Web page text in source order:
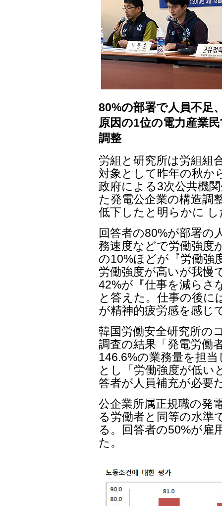
80%の部署で人員不足
原因の1位の電力産業
調整
労組と研究所は労組組
対象として昨年の秋か
政府による3次公共機
た発電公企業の構造調
低下したと明らかに し
回答者の80%が部署の
務速度などで労働強度
の10%ほどが『労働強
労働強度が高いが我慢
42%が『仕事を減らさ
と答えた。仕事の後に
が精神的疲労感を感じ
韓国労働安全研究所の
調査の結果「発電労働
146.6%の業務量を担
とし「労働強度が低い
答者が人員補充が必要
公企業所属正規職の発
る労働者と同等の水準
る。回答者の50%が雇
た。